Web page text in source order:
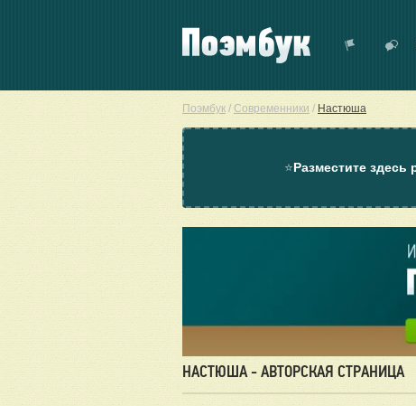
Поэмбук / Современники / Настюша
⭐Разместите здесь
НАСТЮША - АВТОРСКАЯ СТРАНИЦА